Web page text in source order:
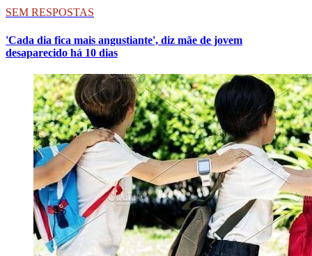
SEM RESPOSTAS
'Cada dia fica mais angustiante', diz mãe de jovem
desaparecido há 10 dias